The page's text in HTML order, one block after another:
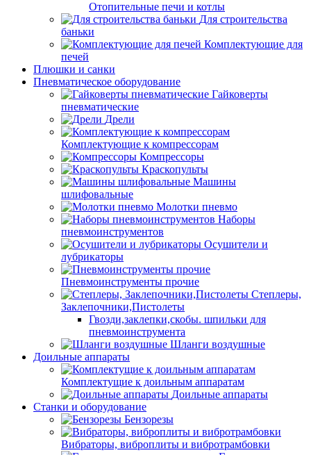
Отопительные печи и котлы
Для строительства
баньки
Комплектующие для
печей
Плюшки и санки
Пневматическое оборудование
Гайковерты
пневматические
Дрели
Комплектующие к компрессорам
Компрессоры
Краскопульты
Машины
шлифовальные
Молотки пневмо
Наборы
пневмоинструментов
Осушители и
лубрикаторы
Пневмоинструменты прочие
Степлеры,
Заклепочники,Пистолеты
Гвозди,заклепки,скобы. шпильки для
пневмоинструмента
Шланги воздушные
Доильные аппараты
Комплектущие к доильным аппаратам
Доильные аппараты
Станки и оборудование
Бензорезы
Вибраторы, виброплиты и вибротрамбовки